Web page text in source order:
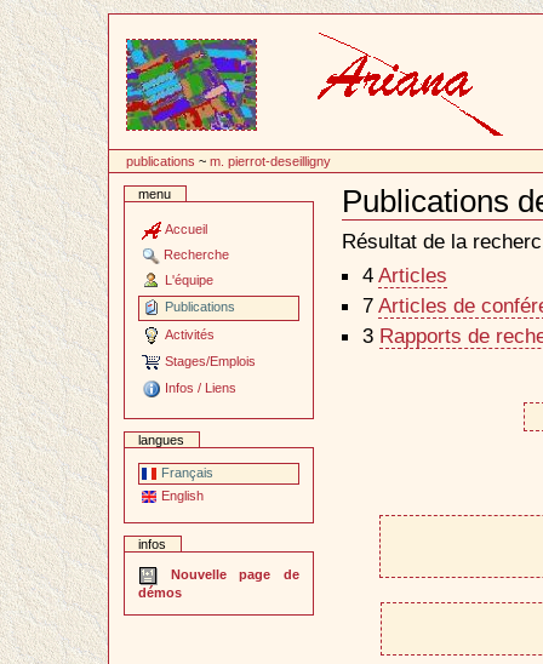
contenu
publications ~m. pierrot-deseilligny
menu
Accueil
Recherche
L'équipe
Publications
Activités
Stages/Emplois
Infos / Liens
langues
Français
English
infos
Nouvelle page de
démos
Publications
Document
Actions
Résultat de la
4 Articles
7 Articles de
3 Rapports de